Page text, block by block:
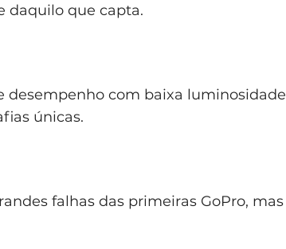
daquilo que capta.
desempenho com baixa luminosidade
únicas.
falhas das primeiras GoPro, mas